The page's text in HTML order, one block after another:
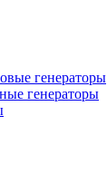
генераторы
генераторы